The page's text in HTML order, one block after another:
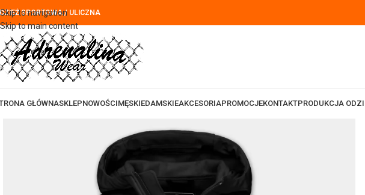
Skip to navigation
Skip to main content
SPORTOWA / ULICZNA
GŁÓWNASKLEPNOWOŚCIMĘSKIEDAMSKIEAKCESORIAPROMOCJEKONTAKTPRODUKCJA